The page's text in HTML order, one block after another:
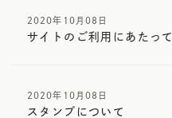
2020年10月08日
サイトのご利用にあたって
2020年10月08日
スタンプについて